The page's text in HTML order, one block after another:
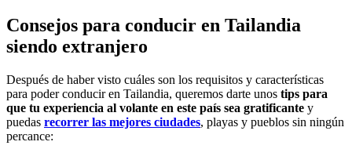
Consejos para conducir en Tailandia
siendo extranjero
Después de haber visto cuáles son los requisitos y características
para poder conducir en Tailandia, queremos darte unos tips para
que tu experiencia al volante en este país sea gratificante y
puedas recorrer las mejores ciudades, playas y pueblos sin ningún
percance: